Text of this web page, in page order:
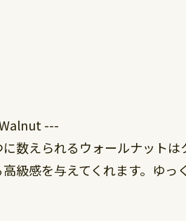
---
数えられるウォールナット
級感を与えてくれます。ゆ